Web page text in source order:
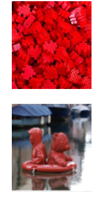
Adresse email*
Nom
Prénom